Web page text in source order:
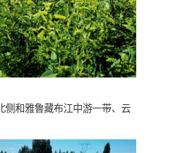
侧和雅鲁藏布江中游一带、云